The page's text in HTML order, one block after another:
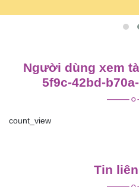
Người dùng xem
5f9c-42bd-
count_view
Tin